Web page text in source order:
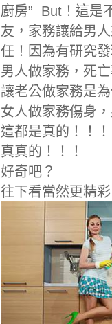
廚房” But！這是
友，家務讓給男
任！因為有研究
男人做家務，死亡
讓老公做家務是為
女人做家務傷身
這都是真的！！！
真真的！！！
好奇吧？
往下看當然更精彩